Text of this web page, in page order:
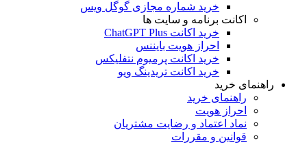
خرید شماره مجازی گوگل ویس
اکانت برنامه و سایت ها
خرید اکانت ChatGPT Plus
احراز هویت بایننس
خرید اکانت پرمیوم نتفلیکس
خرید اکانت تریدینگ ویو
خرید
راهنمای خرید
احراز هویت
نماد اعتماد و رضایت مشتریان
قوانین و مقررات